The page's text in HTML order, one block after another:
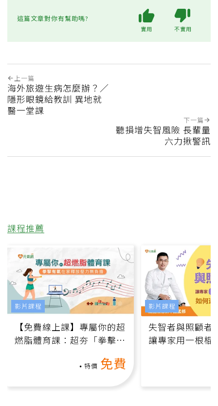
這篇文章對你有幫助嗎?
實用 不實用
上一篇
海外旅遊生病怎麼辦？／
隱形眼鏡給教訓 異地就
醫一堂課
下一篇
聽損增失智風險 長輩量
六力揪警訊
課程推薦
【免費線上課】專屬你的超
燃脂體育課：超夯「拳擊有
特價 免費
影片課程
失智者與照顧者
讓專家用一根棍
影片課程